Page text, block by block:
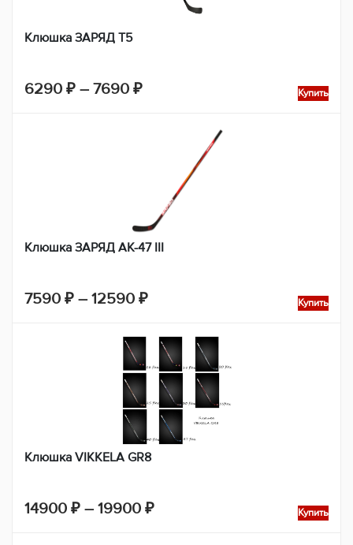
Клюшка ЗАРЯД Т5
6290 ₽ – 7690 ₽Диапазон
7690 ₽
Купить
Клюшка ЗАРЯД АК-47 III
7590 ₽ – 12590 ₽Диапазон
7590 ₽
–
12590 ₽
Купить
Клюшка VIKKELA GR8
14900 ₽ – 19900 ₽Диапазон
Купить